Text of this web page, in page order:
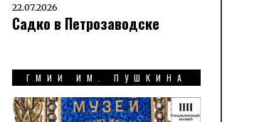
22.07.2026
Садко в Петрозаводске
ГМИИ ИМ. ПУШКИНА